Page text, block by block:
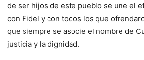
de ser hijos de este pueblo se une el
con Fidel y con todos los que
que siempre se asocie el nombre de
justicia y la dignidad.